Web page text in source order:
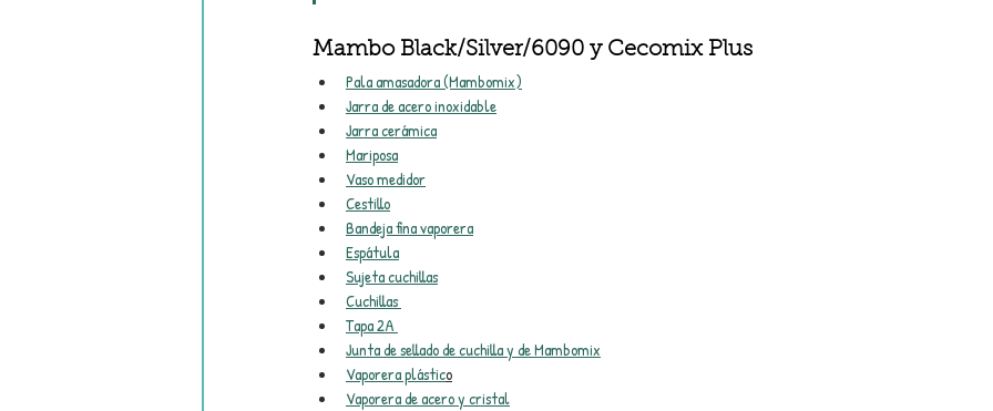
Mambo Black/Silver/6090 y Cecomix Plus
Pala amasadora (Mambomix)
Jarra de acero inoxidable
Jarra cerámica
Mariposa
Vaso medidor
Cestillo
Bandeja fina vaporera
Espátula
Sujeta cuchillas
Cuchillas
Tapa 2A
Junta de sellado de cuchilla y de Mambomix
Vaporera plástico
Vaporera de acero y cristal